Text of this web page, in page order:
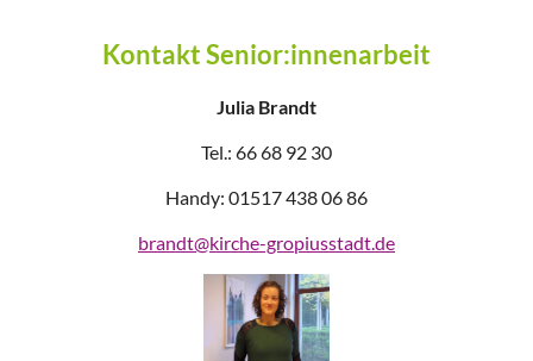
Kontakt Senior:innenarbeit
Julia Brandt
Tel.: 66 68 92 30
Handy: 01517 438 06 86
brandt@kirche-gropiusstadt.de